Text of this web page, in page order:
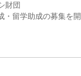
財団
留学助成の募集を